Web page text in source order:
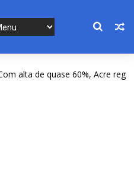
de quase 60%, Acre registra a